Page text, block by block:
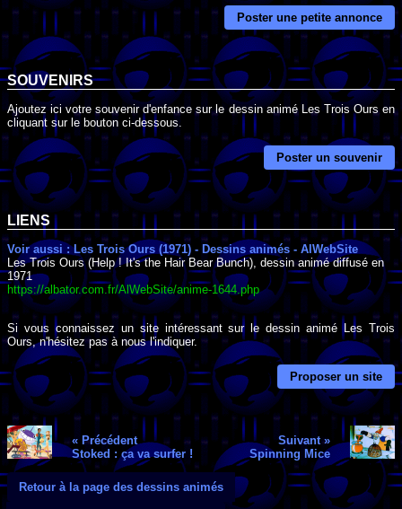
Poster une petite annonce
SOUVENIRS
Ajoutez ici votre souvenir d'enfance sur le dessin animé Les Trois Ours en
cliquant sur le bouton ci-dessous.
Poster un souvenir
LIENS
Voir aussi : Les Trois Ours (1971) - Dessins animés - AlWebSite
Les Trois Ours (Help ! It's the Hair Bear Bunch), dessin animé diffusé en
1971
https://albator.com.fr/AlWebSite/anime-1644.php
Si vous connaissez un site intéressant sur le dessin animé Les Trois
Ours, n'hésitez pas à nous l'indiquer.
Proposer un site
« Précédent
Stoked : ça va surfer !
Suivant »
Spinning Mice
Retour à la page des dessins animés